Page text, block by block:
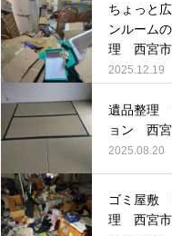
ハウスクリ
ワンルームマンションの遺
品整理
ちょっと
ンルーム
理 西宮市
2025.12.19
遺品整理
ョン 西
2025.08.20
ゴミ屋敷
理 西宮市